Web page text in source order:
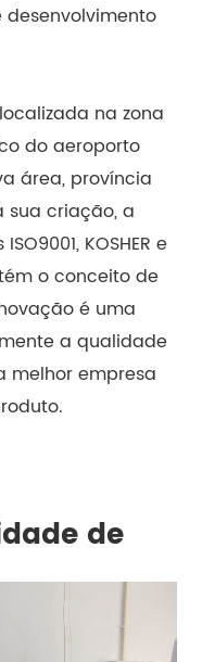
na zona
do aeroporto
área, província
sua criação, a
KOSHER e
o conceito de
é uma
a qualidade
melhor empresa
de